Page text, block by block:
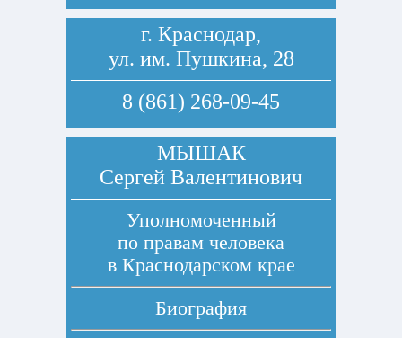
г. Краснодар,
ул. им. Пушкина, 28
8 (861) 268-09-45
МЫШАК
Сергей Валентинович
Уполномоченный
по правам человека
в Краснодарском крае
Биография